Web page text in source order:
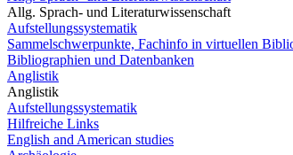
Allg. Sprach- und Literaturwissenschaft
Aufstellungssystematik
Sammelschwerpunkte, Fachinfo in virtuellen
Bibliographien und Datenbanken
Anglistik
Anglistik
Aufstellungssystematik
Hilfreiche Links
English and American studies